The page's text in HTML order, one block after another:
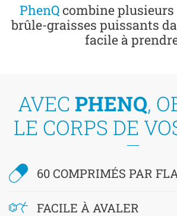
PhenQcombine
brûle-graisses puissants
facile à
AVEC PHENQ,
LE CORPS DE
60 COMPRIMÉS PAR
FACILE À AVALER